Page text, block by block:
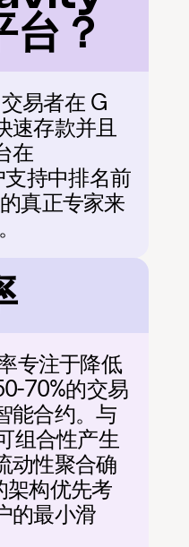
台？
易者在 G
速存款并且
在
持中排名前
真正专家来
专注于降低
70%的交易
能合约。与
组合性产生
动性聚合确
架构优先考
的最小滑